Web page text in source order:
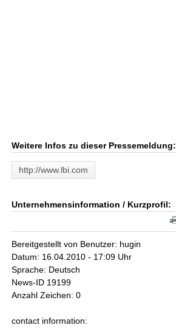
Weitere Infos zu dieser Pressemeldung:
http://www.lbi.com
Unternehmensinformation / Kurzprofil:
Bereitgestellt von Benutzer: hugin
Datum: 16.04.2010 - 17:09 Uhr
Sprache: Deutsch
News-ID 19199
Anzahl Zeichen: 0
contact information: